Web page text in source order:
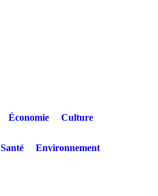
Économie Culture
Santé Environnement